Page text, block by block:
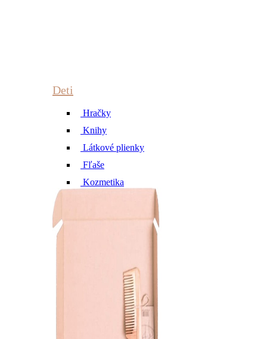
Deti
Hračky
Knihy
Látkové plienky
Fľaše
Kozmetika